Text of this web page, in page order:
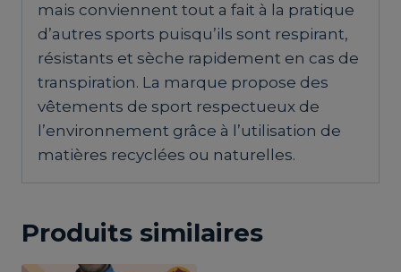
mais conviennent tout a fait à la pratique
d’autres sports puisqu’ils sont respirant,
résistants et sèche rapidement en cas de
transpiration. La marque propose des
vêtements de sport respectueux de
l’environnement grâce à l’utilisation de
matières recyclées ou naturelles.
Produits similaires